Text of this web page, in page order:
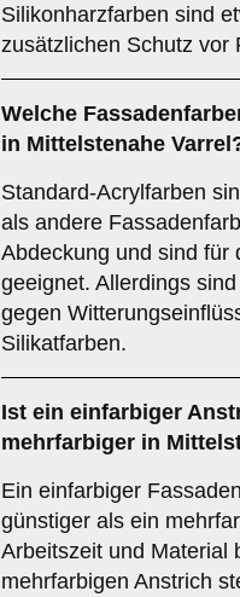
Silikonharzfarben sind
zusätzlichen Schutz vor
Welche
in Mittelstenahe
Standard-Acrylfarben
als andere
Abdeckung und sind für
geeignet. Allerdings
gegen
Silikatfarben.
Ist ein einfarbiger
mehrfarbiger in
Ein einfarbiger
günstiger als ein
Arbeitszeit und Material
mehrfarbigen Anstrich